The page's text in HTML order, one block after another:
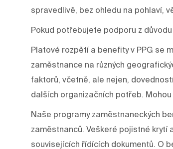
spravedlivě, bez ohledu na pohlaví,
Pokud potřebujete podporu z
Platové rozpětí a benefity v PPG se
zaměstnance na různých
faktorů, včetně, ale nejen,
dalších organizačních potřeb.
Naše programy zaměstnaneckých
zaměstnanců. Veškeré pojistné krytí
souvisejících řídících dokumentů. O